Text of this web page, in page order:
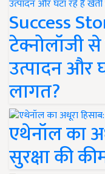
Success
टेक्नोलॉजी
उत्पादन और
लागत?
एथेनॉल का
सुरक्षा की